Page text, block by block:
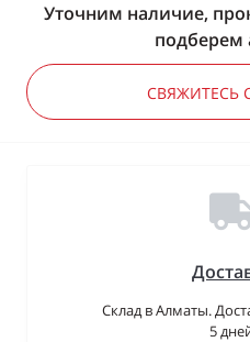
Уточним наличие,
подберем
СВЯЖИТЕСЬ
Склад в Алматы.
5